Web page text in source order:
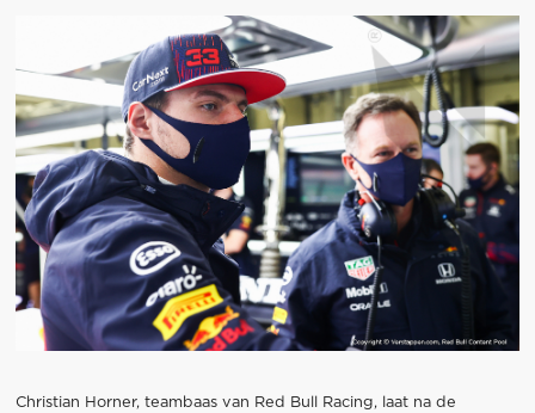
Christian Horner, teambaas van Red Bull Racing, laat na de